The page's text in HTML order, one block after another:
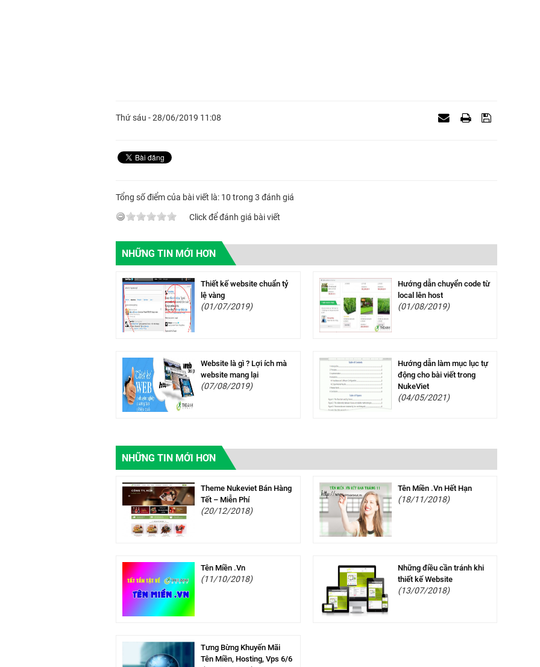
Thứ sáu - 28/06/2019 11:08
Tổng số điểm của bài viết là: 10 trong 3 đánh giá
Click để đánh giá bài viết
NHỮNG TIN MỚI HƠN
Thiết kế website chuẩn tỷ
lệ vàng
(01/07/2019)
Hướng dẫn chuyển code từ
local lên host
(01/08/2019)
Website là gì ? Lợi ích mà
website mang lại
(07/08/2019)
Hướng dẫn làm mục lục tự
động cho bài viết trong
NukeViet
(04/05/2021)
NHỮNG TIN MỚI HƠN
Theme Nukeviet Bán Hàng
Tết – Miễn Phí
(20/12/2018)
Tên Miền .Vn Hết Hạn
(18/11/2018)
Tên Miền .Vn
(11/10/2018)
Những điều cần tránh khi
thiết kế Website
(13/07/2018)
Tưng Bừng Khuyến Mãi
Tên Miền, Hosting, Vps 6/6